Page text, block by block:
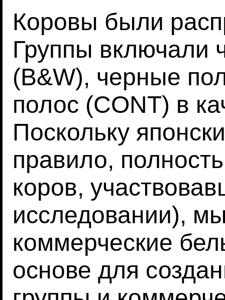
Коровы были
Группы включали
(B&W), черные
полос (CONT) в
Поскольку
правило,
коров,
исследовании),
коммерческие
основе для